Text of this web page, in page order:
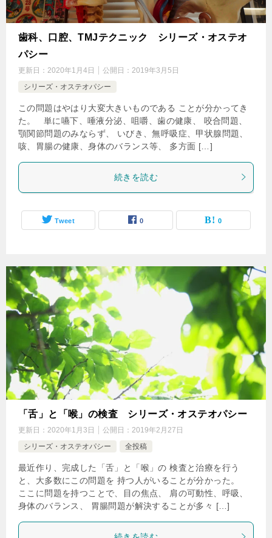
歯科、口腔、TMJテクニック シリーズ・オステオ
パシー
更新日： 2020年1月4日 公開日： 2019年3月5日
シリーズ・オステオパシー
この問題はやはり大変大きいものである ことが分かってき
た。 単に嚥下、唾液分泌、咀嚼、歯の健康、 咬合問題、
顎関節問題のみならず、 いびき、無呼吸症、甲状腺問題、
咳、胃腸の健康、身体のバランス等、 多方面 […]
続きを読む
Tweet 0 0
「舌」と「喉」の検査 シリーズ・オステオパシー
更新日： 2020年1月3日 公開日： 2019年2月27日
シリーズ・オステオパシー
全投稿
最近作り、完成した「舌」と「喉」の 検査と治療を行う
と、大多数にこの問題を 持つ人がいることが分かった。
ここに問題を持つことで、目の焦点、 肩の可動性、呼吸、
身体のバランス、 胃腸問題が解決することが多々 […]